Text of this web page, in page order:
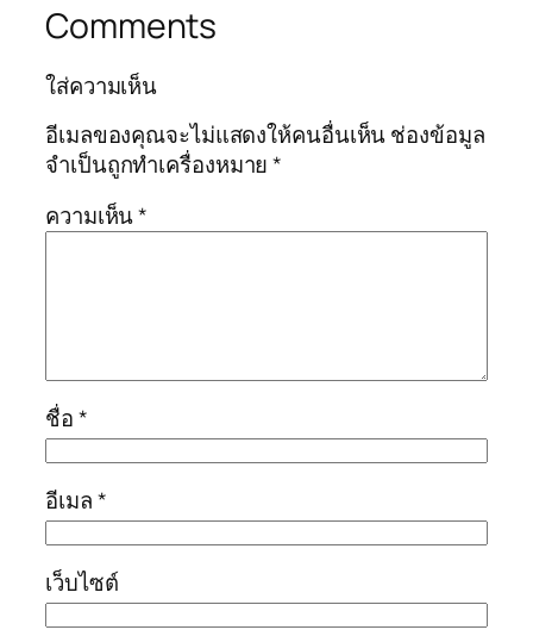
Comments
ใส่ความเห็น
อีเมลของคุณจะไม่แสดงให้คนอื่นเห็นช่องข้อมูล
จำเป็นถูกทำเครื่องหมาย*
ความเห็น*
ชื่อ*
อีเมล*
เว็บไซต์